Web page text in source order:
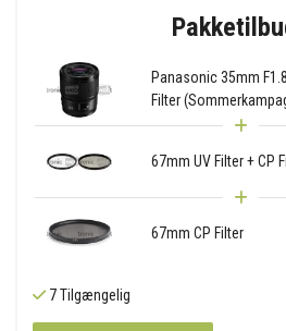
Panasonic 35mm
Filter
67mm UV Filter + CP
67mm CP Filter
7 Tilgængelig